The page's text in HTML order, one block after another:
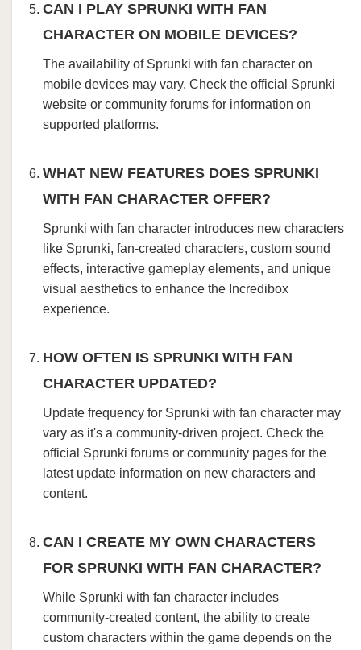
CAN I PLAY SPRUNKI WITH FAN
CHARACTER ON MOBILE DEVICES?
The availability of Sprunki with fan character on
mobile devices may vary. Check the official Sprunki
website or community forums for information on
supported platforms.
WHAT NEW FEATURES DOES SPRUNKI
WITH FAN CHARACTER OFFER?
Sprunki with fan character introduces new characters
like Sprunki, fan-created characters, custom sound
effects, interactive gameplay elements, and unique
visual aesthetics to enhance the Incredibox
experience.
HOW OFTEN IS SPRUNKI WITH FAN
CHARACTER UPDATED?
Update frequency for Sprunki with fan character may
vary as it's a community-driven project. Check the
official Sprunki forums or community pages for the
latest update information on new characters and
content.
CAN I CREATE MY OWN CHARACTERS
FOR SPRUNKI WITH FAN CHARACTER?
While Sprunki with fan character includes
community-created content, the ability to create
custom characters within the game depends on the